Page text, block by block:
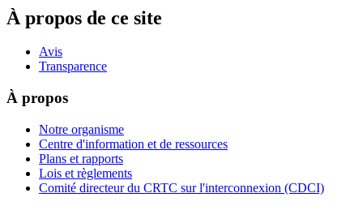
À propos de ce site
Avis
Transparence
À propos
Notre organisme
Centre d'information et de ressources
Plans et rapports
Lois et règlements
Comité directeur du CRTC sur l'interconnexion (CDCI)